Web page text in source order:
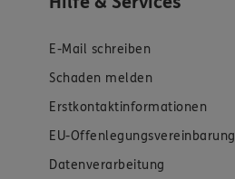
E-Mail schreiben
Schaden melden
Erstkontaktinformationen
EU-Offenlegungsvereinbarung
Datenverarbeitung